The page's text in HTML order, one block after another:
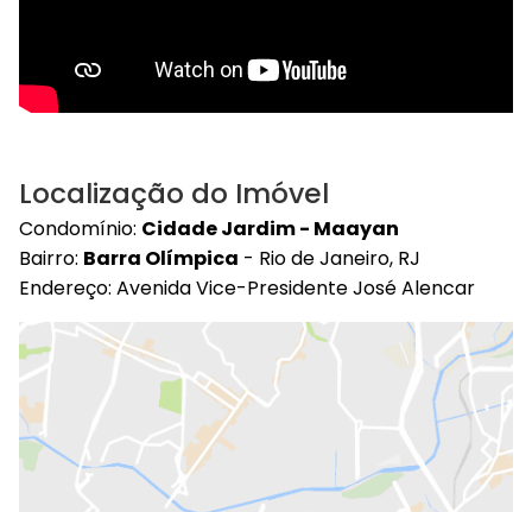
Localização do Imóvel
Condomínio: Cidade Jardim - Maayan
Bairro: Barra Olímpica - Rio de Janeiro, RJ
Endereço: Avenida Vice-Presidente José Alencar